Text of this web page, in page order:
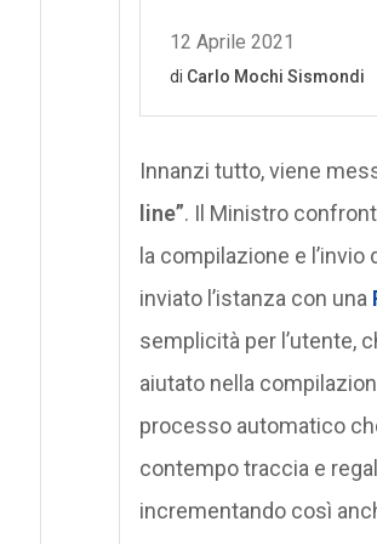
Innanzi tutto, viene
line”. Il Ministro
la compilazione e
inviato l’istanza con una
semplicità per l’utente,
aiutato nella
processo automatico
contempo traccia e
incrementando così